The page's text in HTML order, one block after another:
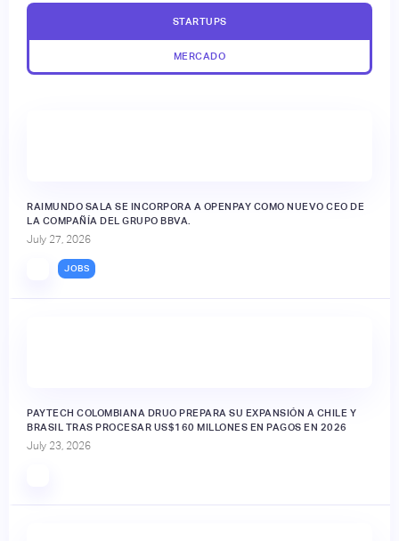
STARTUPS
MERCADO
RAIMUNDO SALA SE INCORPORA A OPENPAY COMO NUEVO CEO DE
LA COMPAÑÍA DEL GRUPO BBVA.
July 27, 2026
JOBS
PAYTECH COLOMBIANA DRUO PREPARA SU EXPANSIÓN A CHILE Y
BRASIL TRAS PROCESAR US$160 MILLONES EN PAGOS EN 2026
July 23, 2026